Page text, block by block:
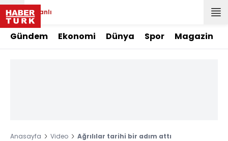
Canlı
Gündem Ekonomi Dünya Spor Magazin
Anasayfa Video Ağrılılar tarihi bir adım attı